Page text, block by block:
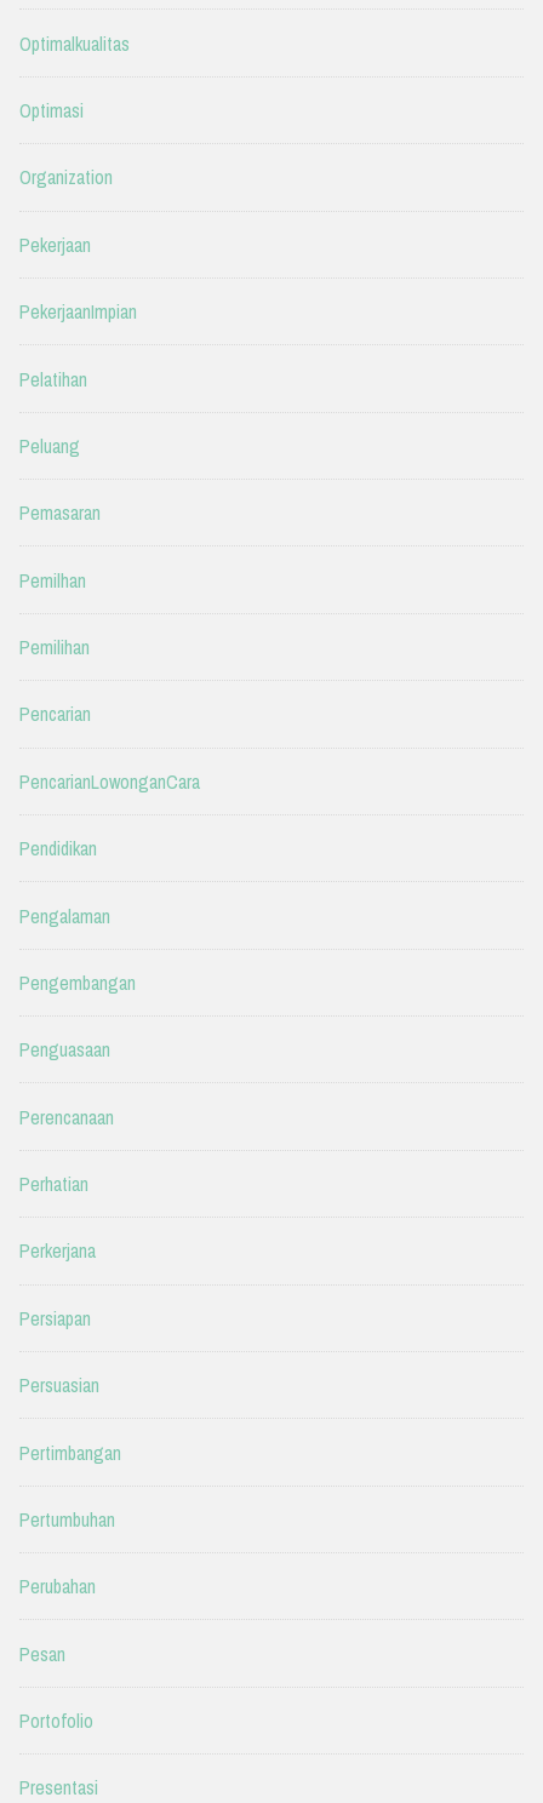
Optimalkualitas
Optimasi
Organization
Pekerjaan
PekerjaanImpian
Pelatihan
Peluang
Pemasaran
Pemilhan
Pemilihan
Pencarian
PencarianLowonganCara
Pendidikan
Pengalaman
Pengembangan
Penguasaan
Perencanaan
Perhatian
Perkerjana
Persiapan
Persuasian
Pertimbangan
Pertumbuhan
Perubahan
Pesan
Portofolio
Presentasi